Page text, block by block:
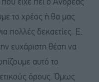
είχε πει ο Ανδρέας
το χρέος ή θα μας
πολλές δεκαετίες. Ε,
ευχάριστη θέση να
αυτό το
όρους. Όμως